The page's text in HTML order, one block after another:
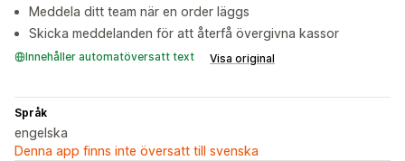
Meddela ditt team när en order läggs
Skicka meddelanden för att återfå övergivna kassor
Innehåller automatöversatt text Visa original
Språk
engelska
Denna app finns inte översatt till svenska